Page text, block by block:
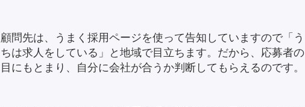
顧問先は、うまく採用ページを使って告知していますので「う
ちは求人をしている」と地域で目立ちます。だから、応募者の
目にもとまり、自分に会社が合うか判断してもらえるのです。